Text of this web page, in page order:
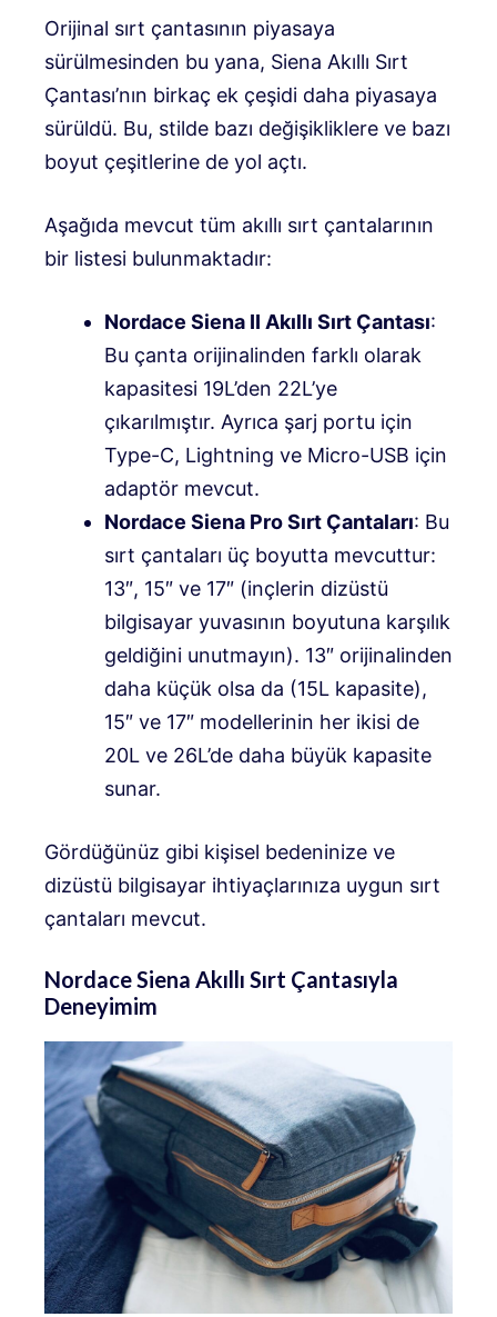
Orijinal sırt çantasının piyasaya
sürülmesinden bu yana, Siena Akıllı Sırt
Çantası’nın birkaç ek çeşidi daha piyasaya
sürüldü. Bu, stilde bazı değişikliklere ve bazı
boyut çeşitlerine de yol açtı.
Aşağıda mevcut tüm akıllı sırt çantalarının
bir listesi bulunmaktadır:
Nordace Siena II Akıllı Sırt Çantası:
Bu çanta orijinalinden farklı olarak
kapasitesi 19L’den 22L’ye
çıkarılmıştır. Ayrıca şarj portu için
Type-C, Lightning ve Micro-USB için
adaptör mevcut.
Nordace Siena Pro Sırt Çantaları: Bu
sırt çantaları üç boyutta mevcuttur:
13″, 15″ ve 17″ (inçlerin dizüstü
bilgisayar yuvasının boyutuna karşılık
geldiğini unutmayın). 13″ orijinalinden
daha küçük olsa da (15L kapasite),
15″ ve 17″ modellerinin her ikisi de
20L ve 26L’de daha büyük kapasite
sunar.
Gördüğünüz gibi kişisel bedeninize ve
dizüstü bilgisayar ihtiyaçlarınıza uygun sırt
çantaları mevcut.
Nordace Siena Akıllı Sırt Çantasıyla
Deneyimim